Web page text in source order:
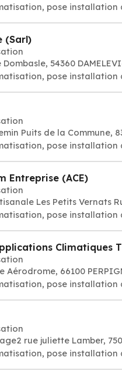
pose
(Sarl)
54360
pose
Puits de la Commune,
pose
Entreprise (ACE)
Les Petits Vernats
pose
Climatiques
Aérodrome, 66100
pose
rue juliette Lamber,
pose